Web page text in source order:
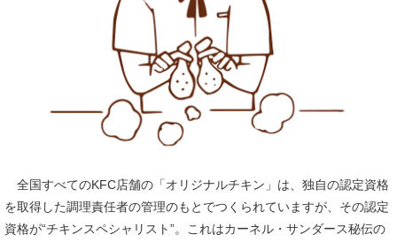
全国すべてのKFC店舗の「オリジナルチキン」は、独自の認定資格
を取得した調理責任者の管理のもとでつくられていますが、その認定
資格が“チキンスペシャリスト”。これはカーネル・サンダース秘伝の